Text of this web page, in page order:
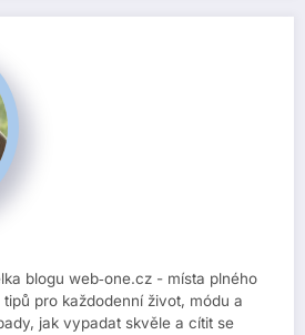
blogu web‑one.cz - místa plného
pro každodenní život, módu a
jak vypadat skvěle a cítit se